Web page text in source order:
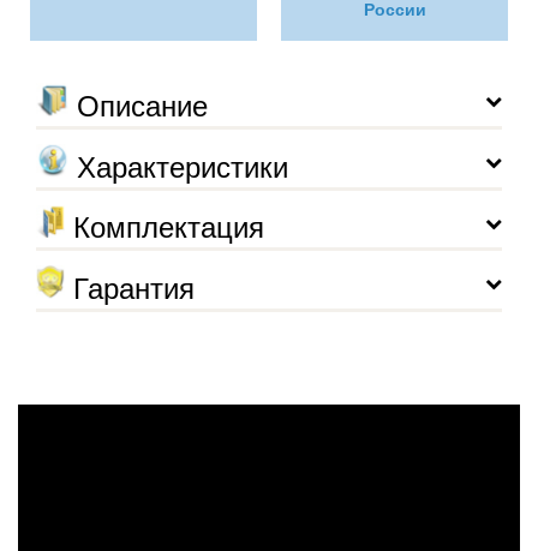
России
Описание
Характеристики
Комплектация
Гарантия